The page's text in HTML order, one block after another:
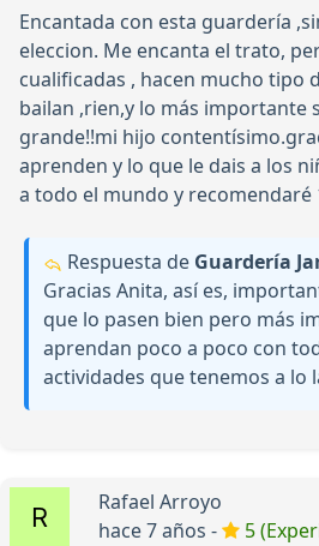
Encantada con esta guardería
eleccion. Me encanta el trato,
cualificadas , hacen mucho tipo
bailan ,rien,y lo más importante
grande!!mi hijo
aprenden y lo que le dais a los
a todo el mundo y recomendaré
Respuesta de Guardería
Gracias Anita, así es,
que lo pasen bien pero más
aprendan poco a poco con
actividades que tenemos a lo
Rafael Arroyo
hace 7 años -
5